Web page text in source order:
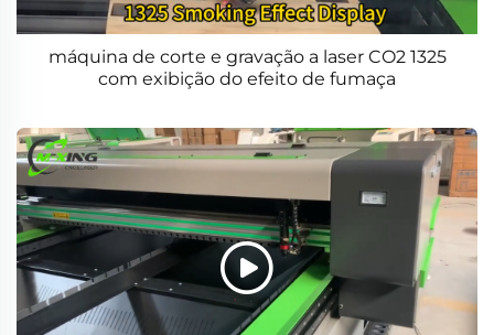
máquina de corte e gravação a laser CO2 1325
com exibição do efeito de fumaça